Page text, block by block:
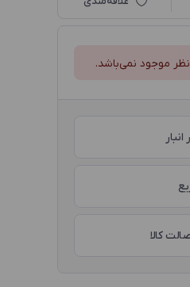
موجود نمی‌باشد.
کالا